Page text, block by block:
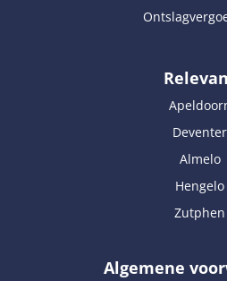
Deventer
Almelo
Hengelo
Zutphen
Algemene